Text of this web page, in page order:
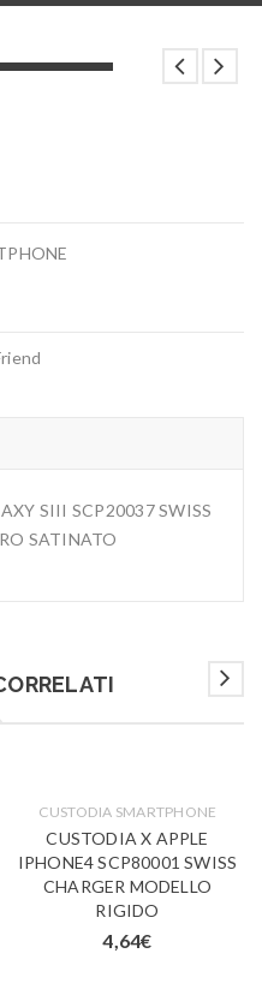
SIII SCP20037 SWISS
SATINATO
CUSTODIA SMARTPHONE
CUSTODIA X APPLE
IPHONE4 SCP80001 SWISS
CHARGER MODELLO
RIGIDO
4,64€